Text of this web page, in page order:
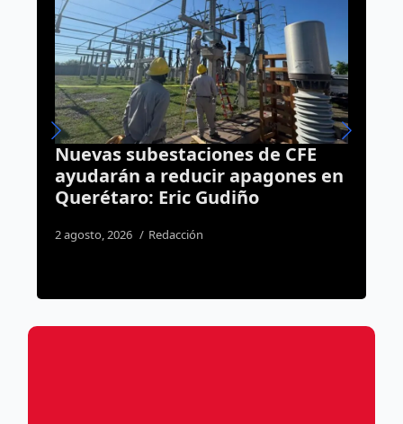
de CFE
en
El Alcoholímetro lo delató;
detiene a hombre con
aprehensión vigente por